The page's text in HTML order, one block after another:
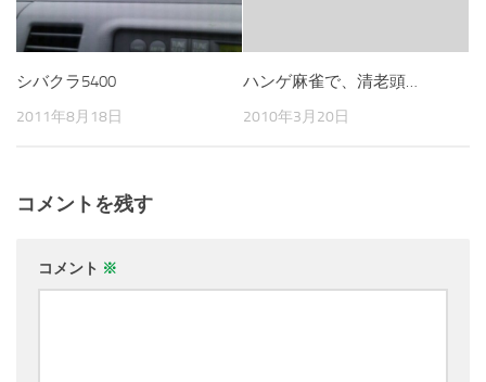
シバクラ5400
2011年8月18日
ハンゲ麻雀で、清老頭…
2010年3月20日
コメントを残す
コメント ※